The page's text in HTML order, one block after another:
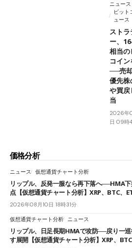
ニュース
ビット
ュース
ストラ
ー、
相当の
コイ
──売
優先株
や買戻
当
2026年
日 09時
価格分析
ニュース 仮想通貨チャート分析
リップル、反発一服なら再下落へ──HMA
点【仮想通貨チャート分析】XRP、BTC、
2026年08月10日 18時31分
仮想通貨チャート分析 ニュース
リップル、日足長期HMAで攻防──戻り一
す展開【仮想通貨チャート分析】XRP、